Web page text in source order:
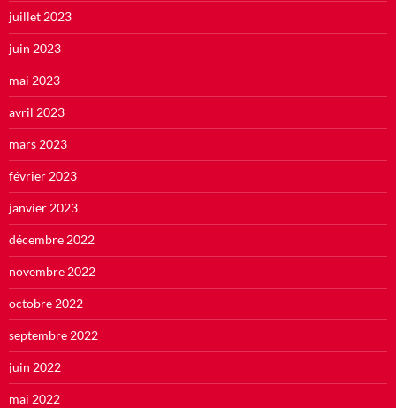
juillet 2023
juin 2023
mai 2023
avril 2023
mars 2023
février 2023
janvier 2023
décembre 2022
novembre 2022
octobre 2022
septembre 2022
juin 2022
mai 2022